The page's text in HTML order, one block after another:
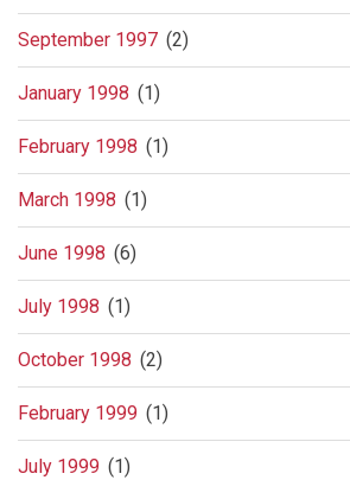
September 1997 (2)
January 1998 (1)
February 1998 (1)
March 1998 (1)
June 1998 (6)
July 1998 (1)
October 1998 (2)
February 1999 (1)
July 1999 (1)